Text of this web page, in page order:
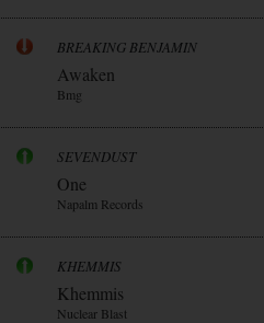
BREAKING BENJAMIN
Awaken
Bmg
SEVENDUST
One
Napalm Records
KHEMMIS
Khemmis
Nuclear Blast